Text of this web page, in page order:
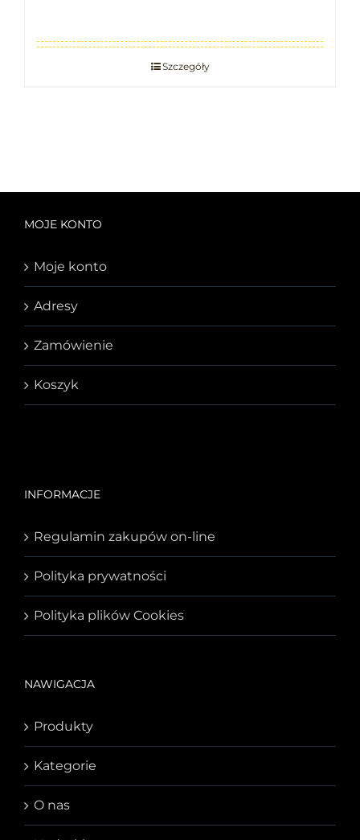
Szczegóły
MOJE KONTO
Moje konto
Adresy
Zamówienie
Koszyk
INFORMACJE
Regulamin zakupów on-line
Polityka prywatności
Polityka plików Cookies
NAWIGACJA
Produkty
Kategorie
O nas